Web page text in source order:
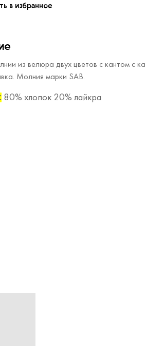
в избранное
из велюра двух цветов с кантом с
Молния марки SAB.
80% хлопок 20% лайкра